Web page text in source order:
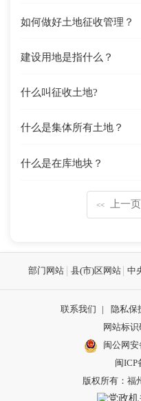
如何做好土地征收管理？
建设用地是指什么？
什么叫征收土地?
什么是集体所有土地？
什么是在库地块？
<< 上一页
部门网站 县(市)区网站 中
联系我们 | 隐私保
网站标识
闽公网安
闽ICP
版权所有：福